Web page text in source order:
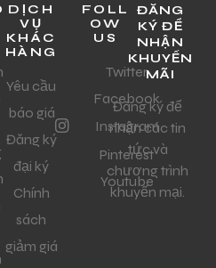
DỊCH
VỤ
KHÁC
HÀNG
Yêu cầu
báo giá
Đăng ký
đại ký
Chính
sách
giảm giá
FOLL
OW
US
Twitter
Facebook
Instagram
Pinterest
Youtube
ĐĂNG
KÝ ĐỂ
NHẬN
KHUYẾN
MÃI
Đăng ký để
nhận các tin
tức và
chương trình
khuyến mại.